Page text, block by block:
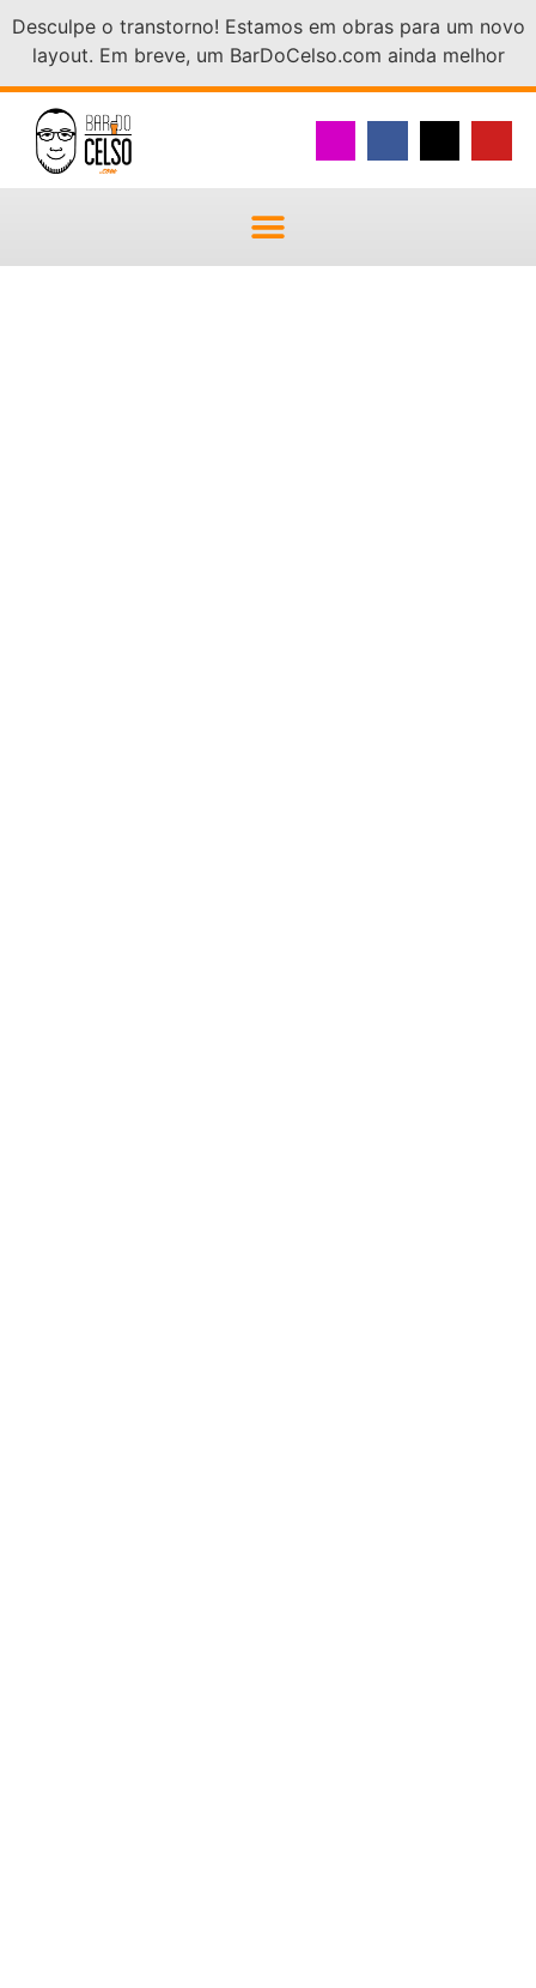
Desculpe o transtorno! Estamos em obras para um novo
layout. Em breve, um BarDoCelso.com ainda melhor